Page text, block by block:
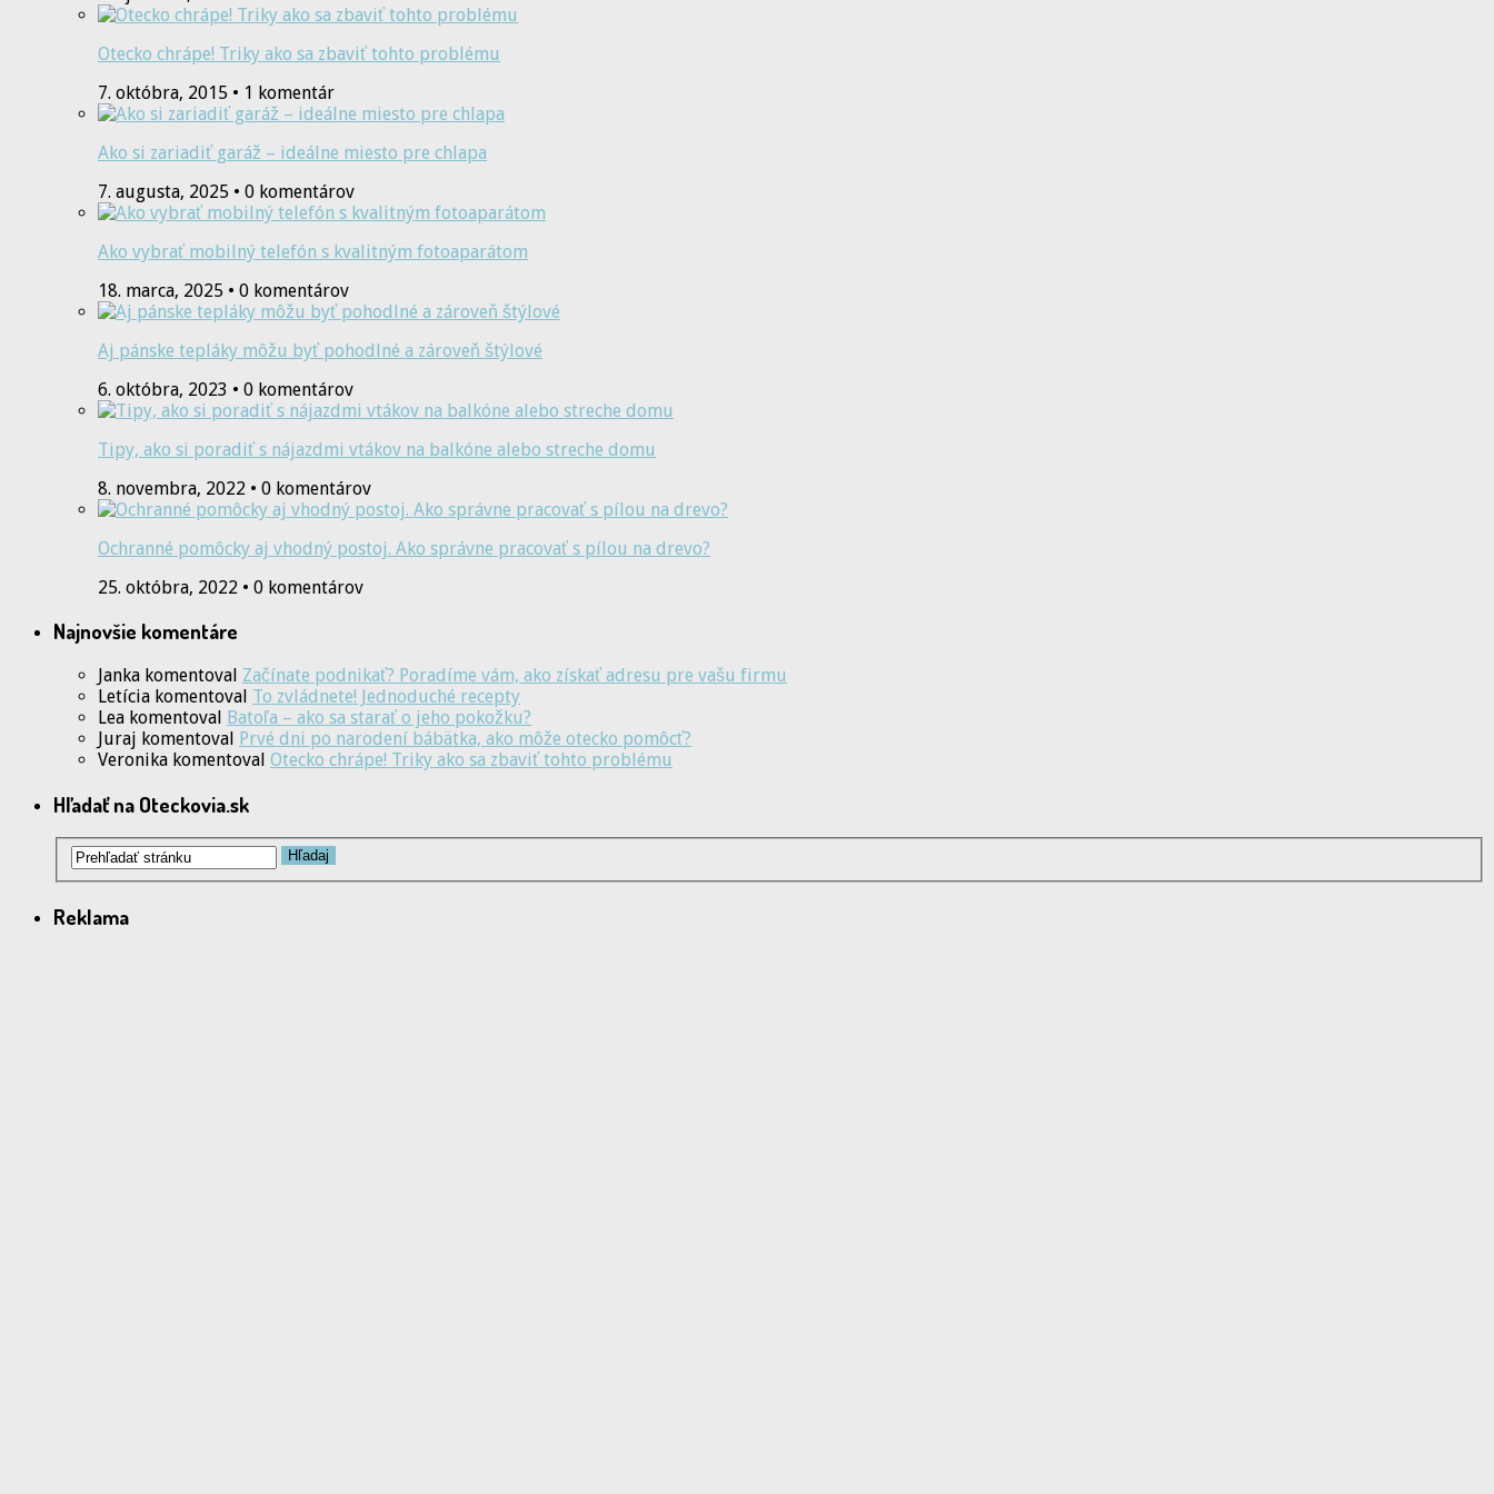
Otecko chrápe! Triky ako sa zbaviť tohto problému
7. októbra, 2015 • 1 komentár
Ako si zariadiť garáž – ideálne miesto pre chlapa
7. augusta, 2025 • 0 komentárov
Ako vybrať mobilný telefón s kvalitným fotoaparátom
18. marca, 2025 • 0 komentárov
Aj pánske tepláky môžu byť pohodlné a zároveň štýlové
6. októbra, 2023 • 0 komentárov
Tipy, ako si poradiť s nájazdmi vtákov na balkóne alebo streche domu
8. novembra, 2022 • 0 komentárov
Ochranné pomôcky aj vhodný postoj. Ako správne pracovať s pílou na drevo?
25. októbra, 2022 • 0 komentárov
Najnovšie komentáre
Janka komentoval Začínate podnikať? Poradíme vám, ako získať adresu pre vašu firmu
Letícia komentoval To zvládnete! Jednoduché recepty
Lea komentoval Batoľa – ako sa starať o jeho pokožku?
Juraj komentoval Prvé dni po narodení bábätka, ako môže otecko pomôcť?
Veronika komentoval Otecko chrápe! Triky ako sa zbaviť tohto problému
Hľadať na Oteckovia.sk
Reklama